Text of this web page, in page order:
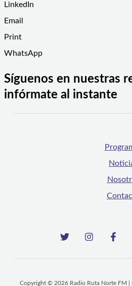
LinkedIn
Email
Print
WhatsApp
Síguenos en nuestras
infórmate al instante
Copyright © 2026 Radio Ruta Norte FM |